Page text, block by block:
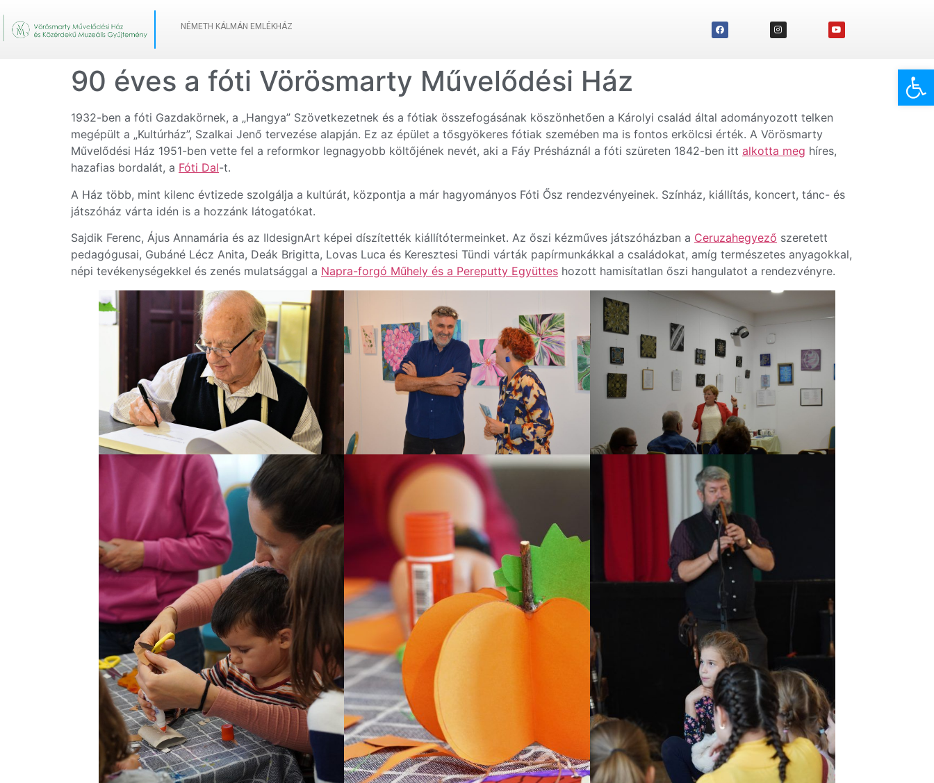
NÉMETH KÁLMÁN EMLÉKHÁZ
90 éves a fóti Vörösmarty Művelődési Ház
1932-ben a fóti Gazdakörnek, a „Hangya” Szövetkezetnek és a fótiak összefogásának köszönhetően a Károlyi család által adományozott telken
megépült a „Kultúrház”, Szalkai Jenő tervezése alapján. Ez az épület a tősgyökeres fótiak szemében ma is fontos erkölcsi érték. A Vörösmarty
Művelődési Ház 1951-ben vette fel a reformkor legnagyobb költőjének nevét, aki a Fáy Présháznál a fóti szüreten 1842-ben itt alkotta meg híres,
hazafias bordalát, a Fóti Dal-t.
A Ház több, mint kilenc évtizede szolgálja a kultúrát, központja a már hagyományos Fóti Ősz rendezvényeinek. Színház, kiállítás, koncert, tánc- és
játszóház várta idén is a hozzánk látogatókat.
Sajdik Ferenc, Ájus Annamária és az IldesignArt képei díszítették kiállítótermeinket. Az őszi kézműves játszóházban a Ceruzahegyező szeretett
pedagógusai, Gubáné Lécz Anita, Deák Brigitta, Lovas Luca és Keresztesi Tündi várták papírmunkákkal a családokat, amíg természetes anyagokkal,
népi tevékenységekkel és zenés mulatsággal a Napra-forgó Műhely és a Pereputty Együttes hozott hamisítatlan őszi hangulatot a rendezvényre.